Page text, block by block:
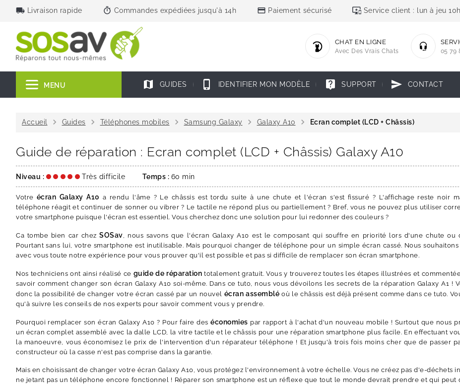
local_shipping Livraison rapide timer Commandes expédiées jusqu'à 14h credit_card Paiement sécurisé important_devices Service client : lun à jeu
05 79
CHAT EN LIGNE
Avec Des Vrais Chats
MENU map GUIDES phone_iphone IDENTIFIER MON MODÈLE live_help SUPPORT send CONTACT
Accueil chevron_right Guides chevron_right Téléphones mobiles chevron_right Samsung Galaxy chevron_right Galaxy A10 chevron_right Ecran complet (LCD + Châssis)
Guide de réparation : Ecran complet (LCD + Châssis) Galaxy A10
Niveau : Très difficile Temps : 60 min
Votre écran Galaxy A10 a rendu l'âme ? Le châssis est tordu suite à une chute et l'écran s'est fissuré ? L'affichage reste noir
téléphone réagit et continuer de sonner ou vibrer ? Le tactile ne répond plus ou partiellement ? Bref, vous ne pouvez plus utiliser
votre smartphone puisque l'écran est essentiel. Vous cherchez donc une solution pour lui redonner des couleurs ?
Ca tombe bien car chezSOSav, nous savons que l'écran Galaxy A10 est le composant qui souffre en priorité lors d'une chute ou
Pourtant sans lui, votre smartphone est inutilisable. Mais pourquoi changer de téléphone pour un simple écran cassé. Nous
avec vous toute notre expérience pour vous prouver qu'il est possible et pas si difficile de remplacer son écran smartphone.
Nos techniciens ont ainsi réalisé ce guide de réparation totalement gratuit. Vous y trouverez toutes les étapes illustrées et
savoir comment changer son écran Galaxy A10 soi-même. Dans ce tuto, nous vous dévoilons les secrets de la réparation Galaxy A1 !
donc la possibilité de changer votre écran cassé par un nouvel écran assemblé où le châssis est déjà présent comme dans ce tuto.
qu'à suivre les conseils de nos experts pour savoir comment vous y prendre.
Pourquoi remplacer son écran Galaxy A10 ? Pour faire deséconomies par rapport à l'achat d'un nouveau mobile ! Surtout que nous
un écran complet assemblé avec la dalle LCD, la vitre tactile et le châssis pour une réparation smartphone plus facile. En effectuant
la manoeuvre, vous économisez le prix de l'intervention d'un réparateur téléphone ! Et jusqu'à trois fois moins cher que de passer
constructeur où la casse n'est pas comprise dans la garantie.
Mais en choisissant de changer votre écran Galaxy A10, vous protégez l'environnement à votre échelle. Vous ne créez pas d'e-déchets
ne jetant pas un téléphone encore fonctionnel ! Réparer son smartphone est un réflexe que tout le monde devrait prendre et qui peut